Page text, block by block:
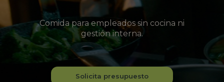
Comida para empleados sin cocina ni
gestión interna.
Solicita presupuesto